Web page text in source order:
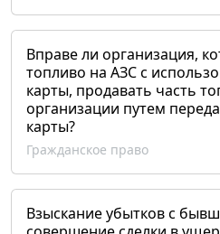
Вправе ли организация,
топливо на АЗС с
карты, продавать часть
организации путем
карты?
Гражданское право
Взыскание убытков с